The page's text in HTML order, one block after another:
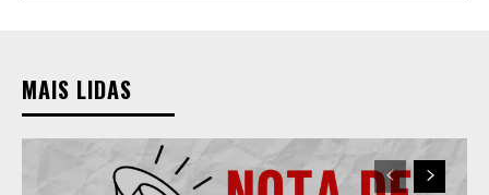
MAIS LIDAS